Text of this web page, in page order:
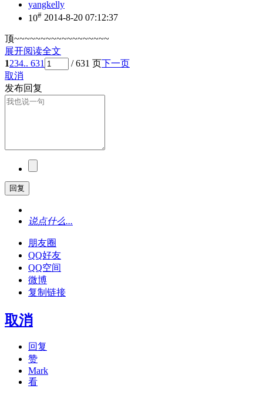
yangkelly
10# 2014-8-20 07:12:37
顶~~~~~~~~~~~~~~~~~~
展开阅读全文
1234.. 631 / 631 页下一页
取消
发布回复
回复
说点什么...
朋友圈
QQ好友
QQ空间
微博
复制链接
取消
回复
赞
Mark
看